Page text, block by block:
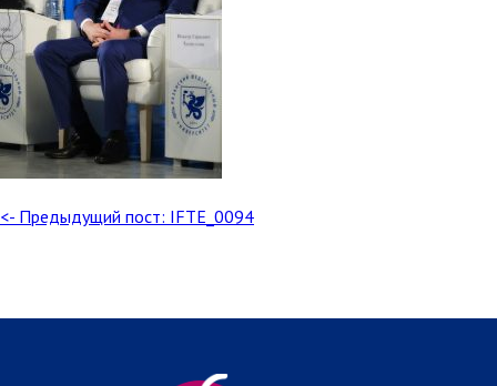
<- Предыдущий пост: IFTE_0094